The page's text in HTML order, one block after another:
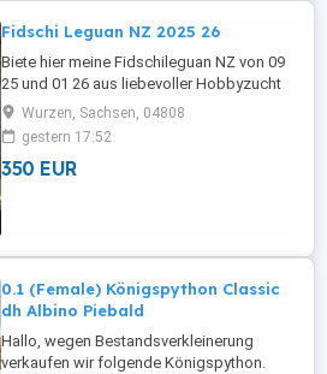
Fidschi Leguan NZ 2025 26
Biete hier meine Fidschileguan NZ von 09
25 und 01 26 aus liebevoller Hobbyzucht
an. Alle Tiere sind futterfest und
einwandfrei. Männchen: 350 Weibchen:
auf Anfrage EU Bescheinigungen sind
Vorhanden: CITES Codes: DE-ST-25-1156
Wurzen, Sachsen, 04808
gestern 17:52
350 EUR
0.1 (Female) Königspython Classic
dh Albino Piebald
Hallo, wegen Bestandsverkleinerung
verkaufen wir folgende Königspython.